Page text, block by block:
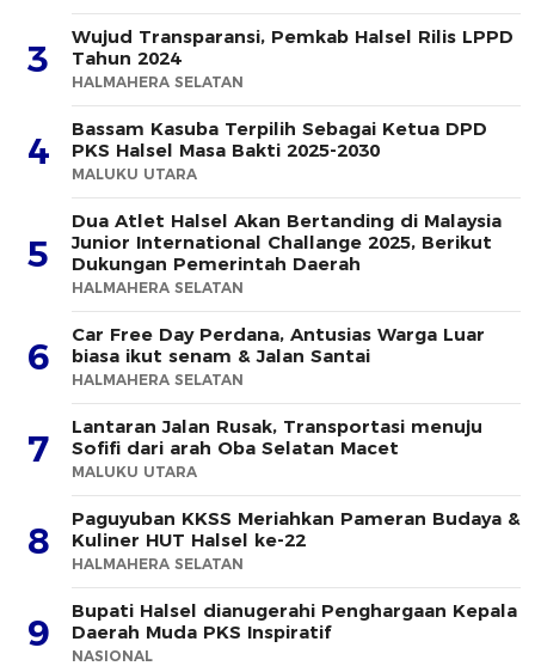
3
Wujud Transparansi, Pemkab Halsel Rilis LPPD
Tahun 2024
HALMAHERA SELATAN
4
Bassam Kasuba Terpilih Sebagai Ketua DPD
PKS Halsel Masa Bakti 2025-2030
MALUKU UTARA
5
Dua Atlet Halsel Akan Bertanding di Malaysia
Junior International Challange 2025, Berikut
Dukungan Pemerintah Daerah
HALMAHERA SELATAN
6
Car Free Day Perdana, Antusias Warga Luar
biasa ikut senam & Jalan Santai
HALMAHERA SELATAN
7
Lantaran Jalan Rusak, Transportasi menuju
Sofifi dari arah Oba Selatan Macet
MALUKU UTARA
8
Paguyuban KKSS Meriahkan Pameran Budaya &
Kuliner HUT Halsel ke-22
HALMAHERA SELATAN
9
Bupati Halsel dianugerahi Penghargaan Kepala
Daerah Muda PKS Inspiratif
NASIONAL